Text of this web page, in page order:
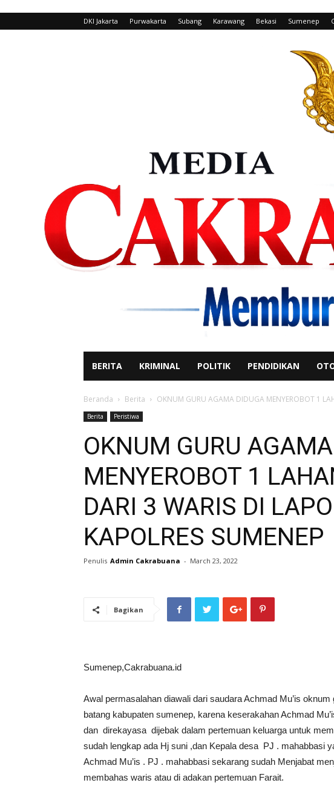
DKI Jakarta Purwakarta Subang Karawang Bekasi Sumenep
BERITA KRIMINAL POLITIK PENDIDIKAN
Beranda Berita OKNUM GURU AGAMA DIDUGA MENYEROBOT 1
Berita Peristiwa
OKNUM GURU
MENYEROBOT 1
DARI 3 WARIS DI
KAPOLRES SUMENEP
Penulis Admin Cakrabuana - March 23, 2022
Bagikan
Sumenep,Cakrabuana.id
Awal permasalahan diawali dari saudara Achmad Mu’is
batang kabupaten sumenep, karena keserakahan Achmad
dan direkayasa dijebak dalam pertemuan keluarga untuk
sudah lengkap ada Hj suni ,dan Kepala desa PJ . mahabbasi
Achmad Mu’is . PJ . mahabbasi sekarang sudah Menjabat
membahas waris atau di adakan pertemuan Farait.